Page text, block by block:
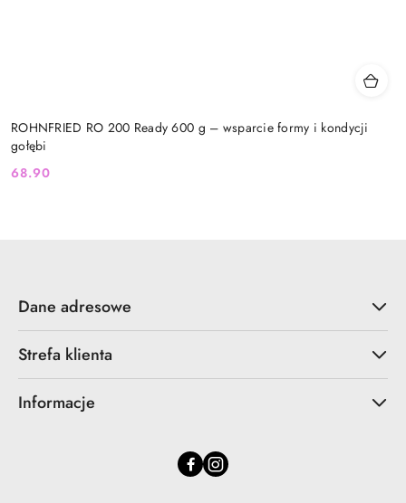
ROHNFRIED RO 200 Ready 600 g – wsparcie formy i kondycji
gołębi
Cena:
68.90
Dane adresowe
Strefa klienta
Informacje